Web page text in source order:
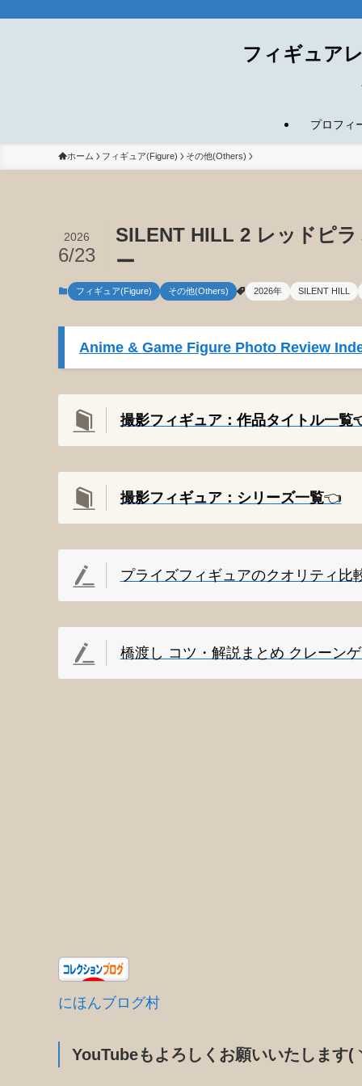
フィギュア
プロフィ
ホーム フィギュア(Figure) その他(Others)
SILENT HILL 2 レッドピ
ー
2026
6/23
フィギュア(Figure) その他(Others) 2026年 SILENT HILL
Anime & Game Figure Photo Review
撮影フィギュア：作品タイトル一覧
撮影フィギュア：シリーズ一覧👈️
プライズフィギュアのクオリティ比
橋渡し コツ・解説まとめ クレーン
にほんブログ村
YouTubeもよろしくお願いいたします(